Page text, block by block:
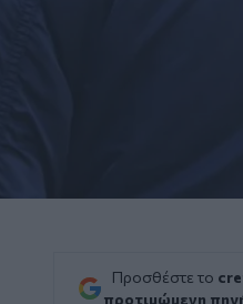
Προσθέστε το
προτιμώμενη